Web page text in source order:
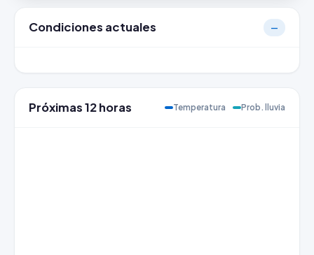
Condiciones actuales —
Próximas 12 horas Temperatura Prob. lluvia